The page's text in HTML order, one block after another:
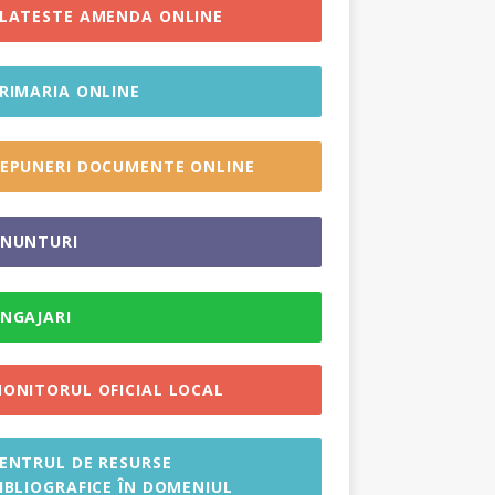
AMENDA ONLINE
ONLINE
DOCUMENTE ONLINE
OFICIAL LOCAL
DE RESURSE
ÎN DOMENIUL